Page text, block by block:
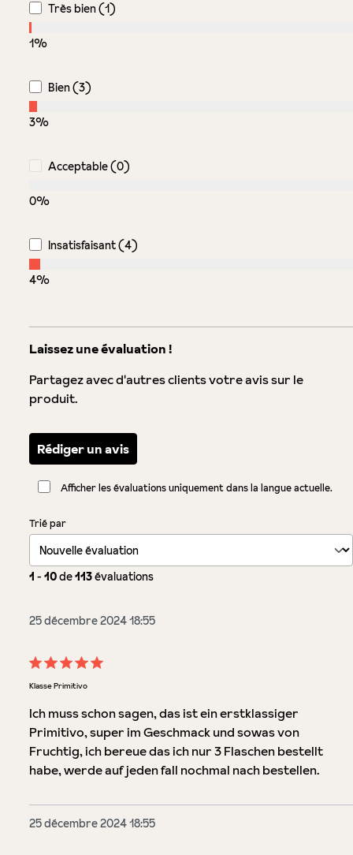
Très bien (1)
1%
Bien (3)
3%
Acceptable (0)
0%
Insatisfaisant (4)
4%
Laissez une évaluation !
Partagez avec d'autres clients votre avis sur le
produit.
Rédiger un avis
Afficher les évaluations uniquement dans la langue actuelle.
Trié par
1 - 10de113évaluations
25 décembre 2024 18:55
Évaluation avec une note de 5 sur 5 étoiles
Klasse Primitivo
Ich muss schon sagen, das ist ein erstklassiger
Primitivo, super im Geschmack und sowas von
Fruchtig, ich bereue das ich nur 3 Flaschen bestellt
habe, werde auf jeden fall nochmal nach bestellen.
25 décembre 2024 18:55